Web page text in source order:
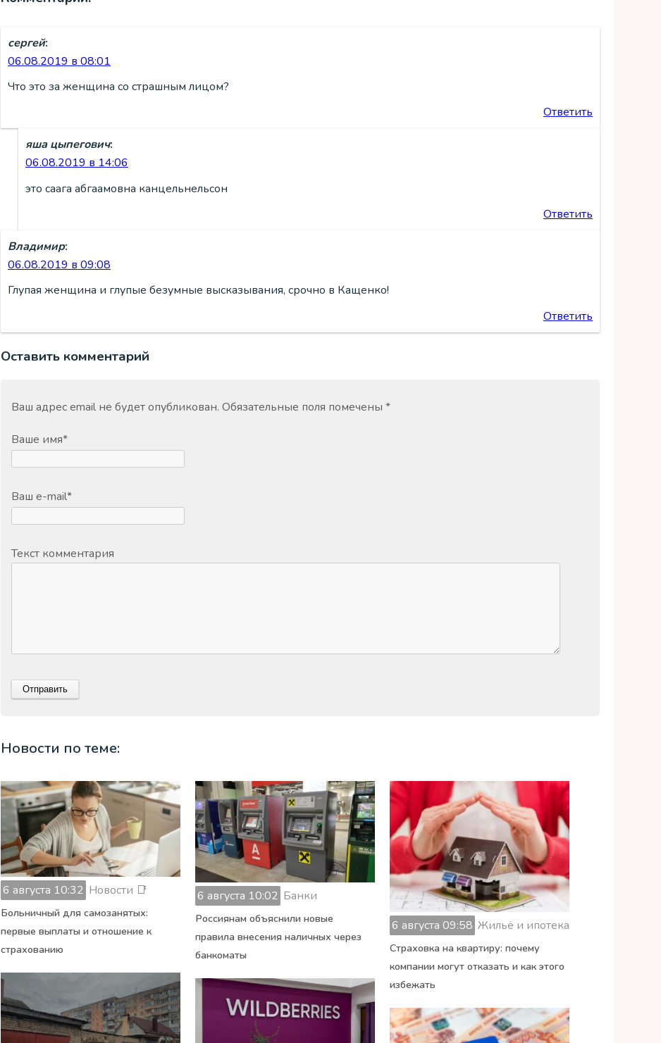
сергей:
06.08.2019 в 08:01
Что это за женщина со страшным лицом?
Ответить
яша цыпегович:
06.08.2019 в 14:06
это саага абгаамовна канцельнельсон
Ответить
Владимир:
06.08.2019 в 09:08
Глупая женщина и глупые безумные высказывания, срочно в Кащенко!
Ответить
Оставить комментарий
Ваш адрес email не будет опубликован. Обязательные поля помечены *
Ваше имя*
Ваш e-mail*
Текст комментария
Новости по теме:
6 августа 10:32 Новости 📑
Больничный для самозанятых:
первые выплаты и отношение к
страхованию
6 августа 10:02 Банки
Россиянам объяснили новые
правила внесения наличных через
банкоматы
6 августа 09:58 Жильё и ипотека
Страховка на квартиру: почему
компании могут отказать и как этого
избежать